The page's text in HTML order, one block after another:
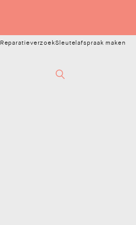
ReparatieverzoekSleutelafspraak maken